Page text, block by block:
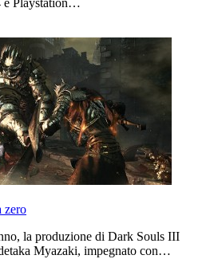
e Playstation…
zero
la produzione di Dark Souls III
Myazaki, impegnato con…